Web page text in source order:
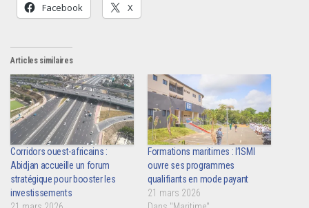
Facebook X
Articles similaires
Corridors ouest-africains :
Abidjan accueille un forum
stratégique pour booster les
investissements
Formations maritimes : l’ISMI
ouvre ses programmes
qualifiants en mode payant
21 mars 2026